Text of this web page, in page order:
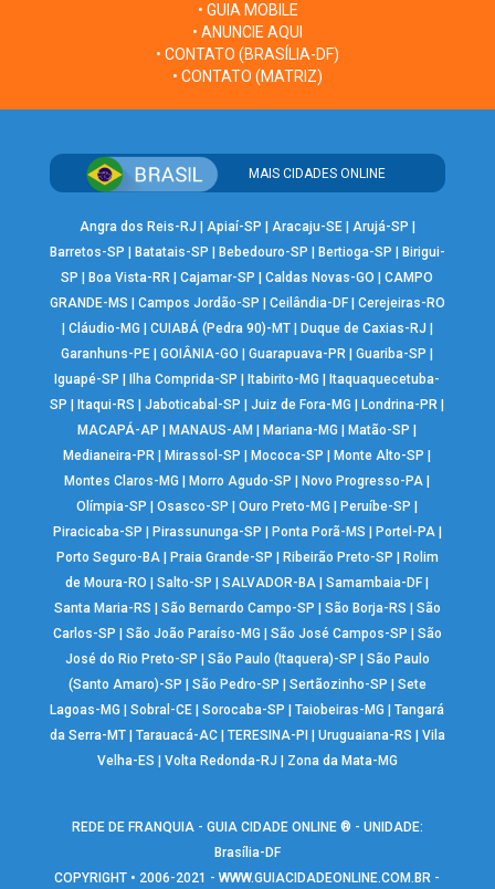
• GUIA MOBILE
• ANUNCIE AQUI
• CONTATO (BRASÍLIA-DF)
• CONTATO (MATRIZ)
MAIS CIDADES ONLINE
Angra dos Reis-RJ Apiaí-SP Aracaju-SE| Arujá-SP
Barretos-SP
Batatais-SP Bebedouro-SP Bertioga-SP
Birigui-
SP
Boa Vista-RR |Cajamar-SP |Caldas Novas-GO |CAMPO
GRANDE-MS
Campos Jordão-SP Ceilândia-DF| Cerejeiras-RO
Cláudio-MG CUIABÁ (Pedra 90)-MT| Duque de Caxias-RJ
Garanhuns-PE |GOIÂNIA-GO |Guarapuava-PR |Guariba-SP
Iguapé-SP
Ilha Comprida-SP Itabirito-MG
Itaquaquecetuba-
SP
Itaqui-RS |Jaboticabal-SP |Juiz de Fora-MG Londrina-PR
MACAPÁ-AP
MANAUS-AM Mariana-MG Matão-SP
Medianeira-PR
Mirassol-SP Mococa-SP Monte Alto-SP
Montes Claros-MG
Morro Agudo-SP Novo Progresso-PA
Olímpia-SP
|Osasco-SP |Ouro Preto-MG Peruíbe-SP
Piracicaba-SP
Pirassununga-SP Ponta Porã-MS Portel-PA|
Porto Seguro-BA| Praia Grande-SP Ribeirão Preto-SP
Rolim
de Moura-RO
|Salto-SP |SALVADOR-BA |Samambaia-DF
Santa Maria-RS
São Bernardo Campo-SP São Borja-RS
São
Carlos-SP
São João Paraíso-MG São José Campos-SP
São
José do Rio Preto-SP
São Paulo (Itaquera)-SP
São Paulo
(Santo Amaro)-SP
São Pedro-SP Sertãozinho-SP
Sete
Lagoas-MG
|Sobral-CE |Sorocaba-SP |Taiobeiras-MG |Tangará
da Serra-MT| Tarauacá-AC| TERESINA-PI Uruguaiana-RS
Vila
Velha-ES
Volta Redonda-RJ Zona da Mata-MG
REDE DE FRANQUIA - GUIA CIDADE ONLINE ® - UNIDADE:
Brasília-DF
COPYRIGHT • 2006-2021 -WWW.GUIACIDADEONLINE.COM.BR -